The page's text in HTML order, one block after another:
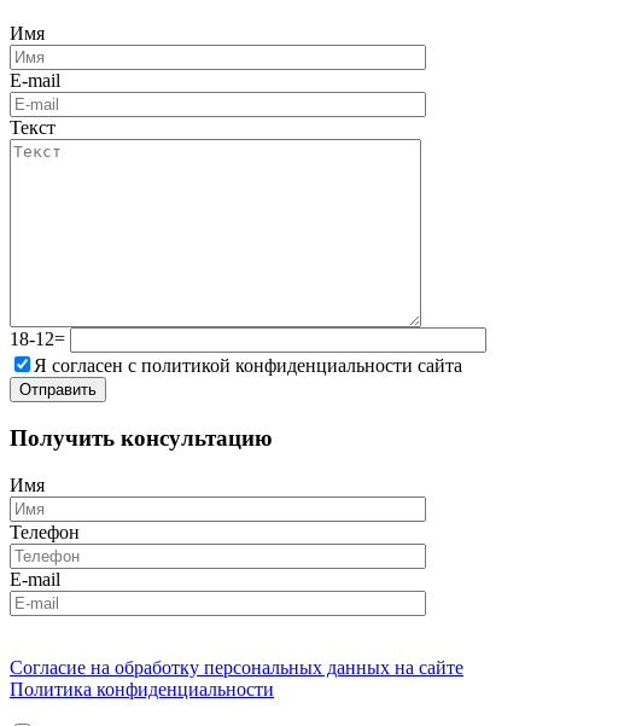
Имя
E-mail
Текст
18-12=
Я согласен с политикой конфиденциальности сайта
Получить консультацию
Имя
Телефон
E-mail
Согласие на обработку персональных данных на сайте
Политика конфиденциальности